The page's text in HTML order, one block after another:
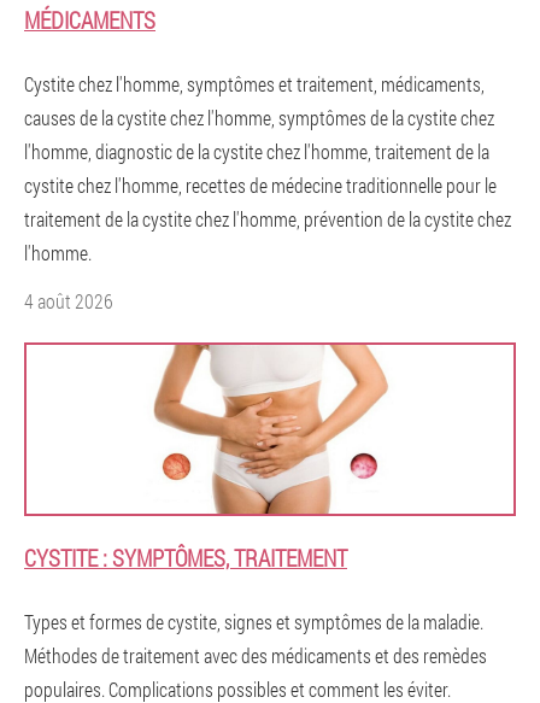
MÉDICAMENTS
Cystite chez l'homme, symptômes et traitement, médicaments,
causes de la cystite chez l'homme, symptômes de la cystite chez
l'homme, diagnostic de la cystite chez l'homme, traitement de la
cystite chez l'homme, recettes de médecine traditionnelle pour le
traitement de la cystite chez l'homme, prévention de la cystite chez
l'homme.
4 août 2026
CYSTITE : SYMPTÔMES, TRAITEMENT
Types et formes de cystite, signes et symptômes de la maladie.
Méthodes de traitement avec des médicaments et des remèdes
populaires. Complications possibles et comment les éviter.